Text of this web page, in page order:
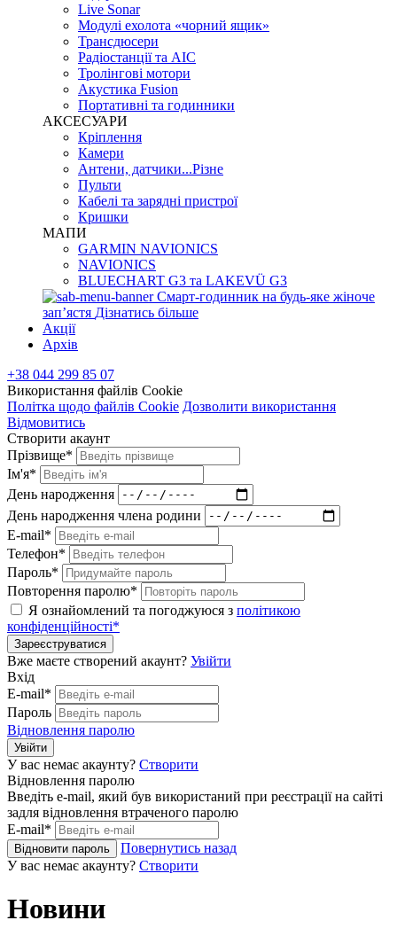
Live Sonar
Модулі ехолота «чорний ящик»
Трансдюсери
Радіостанції та АІС
Тролінгові мотори
Акустика Fusion
Портативні та годинники
АКСЕСУАРИ
Кріплення
Камери
Антени, датчики...Різне
Пульти
Кабелі та зарядні пристрої
Кришки
МАПИ
GARMIN NAVIONICS
NAVIONICS
BLUECHART G3 та LAKEVÜ G3
Смарт-годинник на будь-яке жіноче
запʼястя Дізнатись більше
Акції
Архів
+38 044 299 85 07
Використання файлів Cookie
Політка щодо файлів Cookie Дозволити використання
Відмовитись
Створити акаунт
Прізвище*
Ім'я*
День народження
День народження члена родини
E-mail*
Телефон*
Пароль*
Повторення паролю*
Я ознайомлений та погоджуюся з політикою
конфіденційності*
Зареєструватися
Вже маєте створений акаунт? Увійти
Вхід
E-mail*
Пароль
Відновлення паролю
Увійти
У вас немає акаунту? Створити
Відновлення паролю
Введіть e-mail, який був використаний при реєстрації на сайті
задля відновлення втраченого паролю
E-mail*
Відновити пароль
Повернутись назад
У вас немає акаунту? Створити
Новини